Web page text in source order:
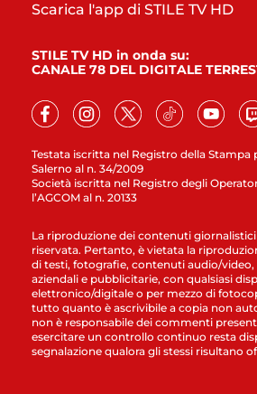
Testata iscritta nel Registro della Stampa
Salerno al n. 34/2009
Società iscritta nel Registro degli
l’AGCOM al n. 20133
Scarica l'app di STILE TV HD
STILE TV HD in onda su:
CANALE 78 DEL DIGITALE
La riproduzione dei contenuti giornalistici
riservata. Pertanto, è vietata la
di testi, fotografie, contenuti audio/
aziendali e pubblicitarie, con qualsiasi
elettronico/digitale o per mezzo di
tutto quanto è ascrivibile a copia non
non è responsabile dei commenti
esercitare un controllo continuo resta
segnalazione qualora gli stessi risultano